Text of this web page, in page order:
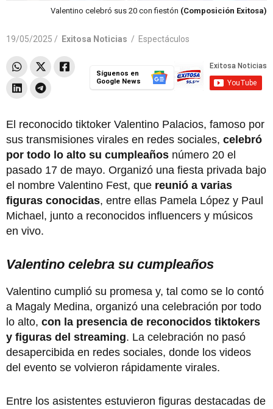
Valentino celebró sus 20 con fiestón (Composición Exitosa)
19/05/2025 / Exitosa Noticias / Espectáculos
Síguenos en
Google News
El reconocido tiktoker Valentino Palacios, famoso por
sus transmisiones virales en redes sociales, celebró
por todo lo alto su cumpleaños número 20 el
pasado 17 de mayo. Organizó una fiesta privada bajo
el nombre Valentino Fest, que reunió a varias
figuras conocidas, entre ellas Pamela López y Paul
Michael, junto a reconocidos influencers y músicos
en vivo.
Valentino celebra su cumpleaños
Valentino cumplió su promesa y, tal como se lo contó
a Magaly Medina, organizó una celebración por todo
lo alto, con la presencia de reconocidos tiktokers
y figuras del streaming. La celebración no pasó
desapercibida en redes sociales, donde los videos
del evento se volvieron rápidamente virales.
Entre los asistentes estuvieron figuras destacadas de